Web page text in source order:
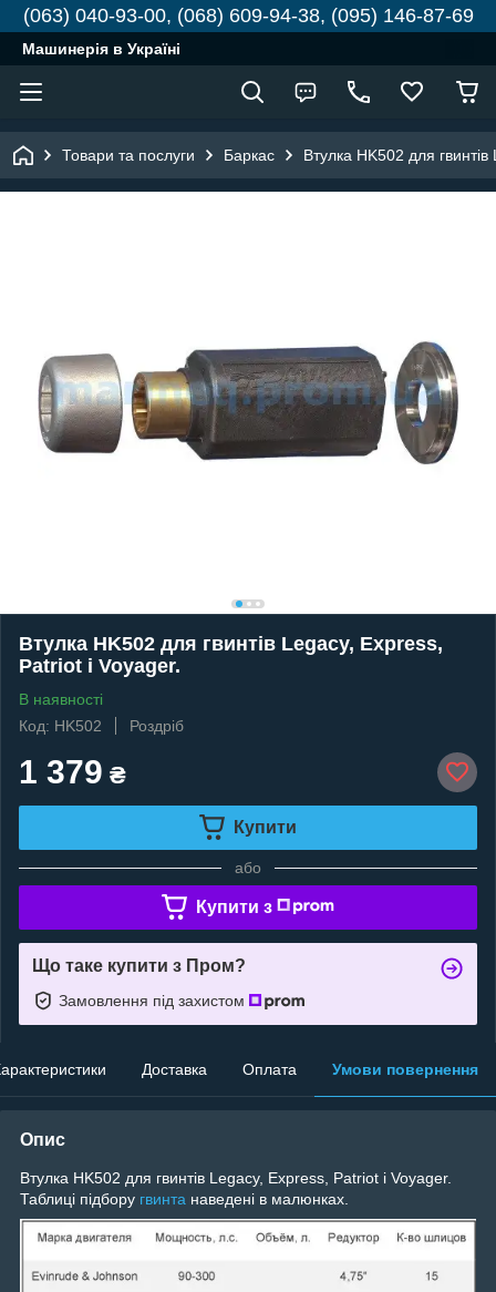
(063) 040-93-00, (068) 609-94-38, (095) 146-87-69
Машинерія в Україні
Товари та послуги Баркас Втулка HK502 для
Втулка HK502 для гвинтів Legacy, Express,
Patriot і Voyager.
В наявності
Код: HK502
Роздріб
1 379 ₴
Купити
або
Купити з
Що таке купити з Пром?
Замовлення під захистом
Доставка Оплата Умови повернення
Опис
Втулка HK502 для гвинтів Legacy, Express, Patriot і Voyager.
Таблиці підбору гвинта наведені в малюнках.